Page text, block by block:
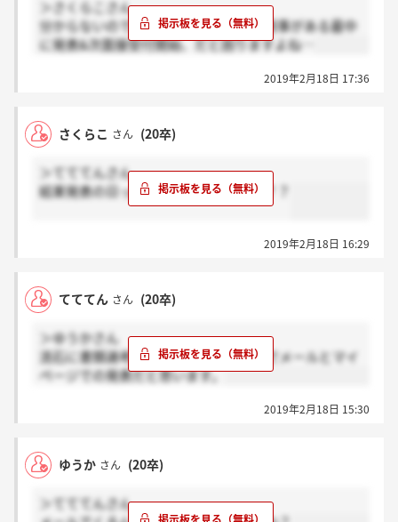
＞さくらこさん
分からないので困ってます…ちょうど用事がある最中
に発表&次面接受付開始、だと困りますよね…
2019年2月18日 17:36
さくらこ さん (20卒)
＞てててんさん
結果発表の日ってもう分かりましたか？？
2019年2月18日 16:29
てててん さん (20卒)
＞ゆうかさん
流石に書類選考通過者だと大人数なのでメールとマイ
ページでの発表だと思います。
2019年2月18日 15:30
ゆうか さん (20卒)
＞てててんさん